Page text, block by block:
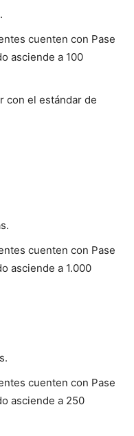
cuenten con Pase
asciende a 100
con el estándar de
cuenten con Pase
asciende a 1.000
cuenten con Pase
asciende a 250